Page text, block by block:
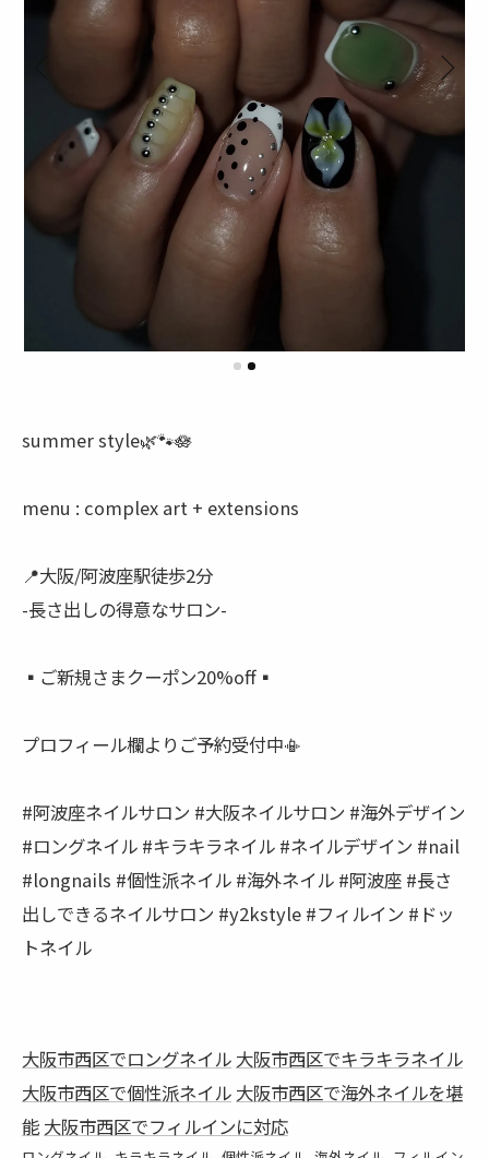
summer style🌿🐾🪷
menu : complex art + extensions
📍大阪/阿波座駅徒歩2分
-長さ出しの得意なサロン-
▪️ご新規さまクーポン20%off▪️
プロフィール欄よりご予約受付中📳
#阿波座ネイルサロン #大阪ネイルサロン #海外デザイン
#ロングネイル #キラキラネイル #ネイルデザイン #nail
#longnails #個性派ネイル #海外ネイル #阿波座 #長さ
出しできるネイルサロン #y2kstyle #フィルイン #ドッ
トネイル
大阪市西区でロングネイル 大阪市西区でキラキラネイル
大阪市西区で個性派ネイル 大阪市西区で海外ネイルを堪
能 大阪市西区でフィルインに対応